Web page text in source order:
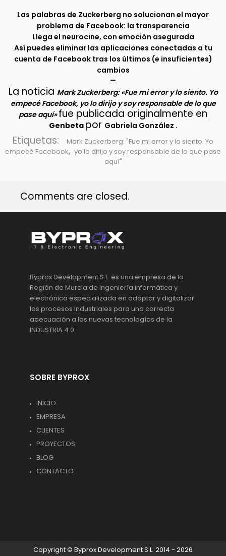
Las palabras de Zuckerberg no solucionan el mayor
problema de Facebook: la transparencia
Llega el neurocine, con emoción asegurada
Así puedes eliminar las aplicaciones conectadas a tu
cuenta de Facebook tras los últimos (e insuficientes)
cambios
–
La noticia Mark Zuckerberg: «Fue mi error y lo siento. Yo
empecé Facebook, yo lo dirijo y soy responsable de lo que
pase aquí»fue publicada originalmente en
Genbeta por Gabriela González .
Etiquetas:
Mark Zuckerberg: "Fue mi error y lo siento. Yo
empecé Facebook, yo lo dirijo y soy responsable de lo que pase
aquí"
Comments are closed.
Byprox Development S.L. es una empresa de la
Región de Murcia de ingeniería informática y
electrónica especializada en adaptar y digitalizar
los procesos industriales para una correcta
adecuación a las nuevas tecnologías de la
INDUSTRIA 4.0
SOBRE BYPROX
INICIO
EMPRESA
CLIENTES
PROYECTOS
BLOG
CONTACTO
Copyright © Byprox Development S.L. 2014 - 2026